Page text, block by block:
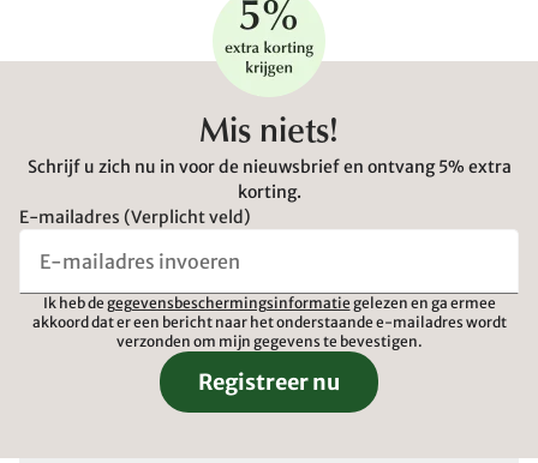
Mis niets!
Schrijf u zich nu in voor de nieuwsbrief en ontvang 5% extra
korting.
E-mailadres (Verplicht veld)
Ik heb de gegevensbeschermingsinformatie gelezen en ga ermee
akkoord dat er een bericht naar het onderstaande e-mailadres wordt
verzonden om mijn gegevens te bevestigen.
Registreer nu